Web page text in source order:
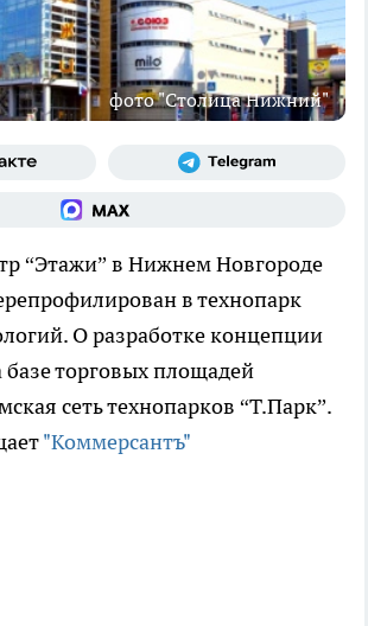
фото "Столица Нижний"
“Этажи” в Нижнем Новгороде
в технопарк
О разработке концепции
базе торговых площадей
сеть технопарков “Т.Парк”.
"Коммерсантъ"